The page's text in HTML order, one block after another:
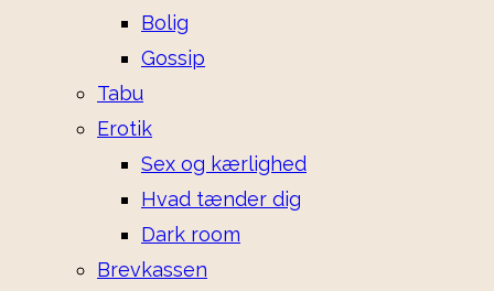
Bolig
Gossip
Tabu
Erotik
Sex og kærlighed
Hvad tænder dig
Dark room
Brevkassen